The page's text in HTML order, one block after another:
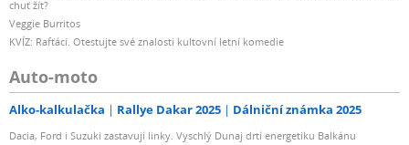
chuť žít?
Veggie Burritos
KVÍZ: Rafťáci. Otestujte své znalosti kultovní letní komedie
Auto-moto
Alko-kalkulačka Rallye Dakar 2025 Dálniční známka 2025
Dacia, Ford i Suzuki zastavují linky. Vyschlý Dunaj drtí energetiku Balkánu